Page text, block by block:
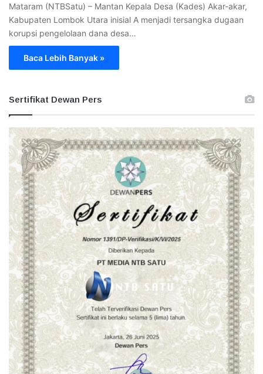
Mataram (NTBSatu) – Mantan Kepala Desa (Kades) Akar-akar,
Kabupaten Lombok Utara inisial A menjadi tersangka dugaan
korupsi pengelolaan dana desa…
Baca Lebih Banyak »
Sertifikat Dewan Pers